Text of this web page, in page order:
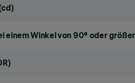
einem Winkel von 90° oder